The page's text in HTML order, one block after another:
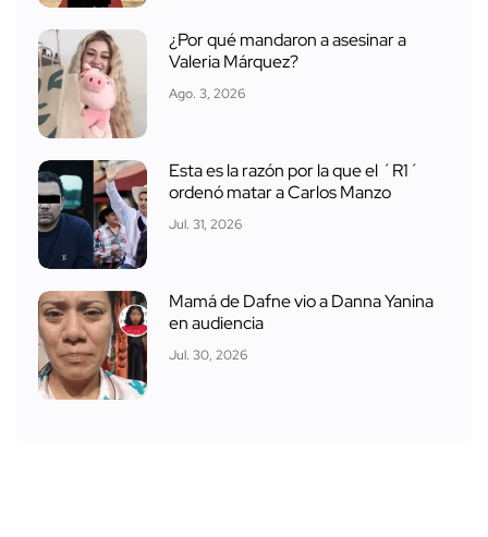
¿Por qué mandaron a asesinar a
Valeria Márquez?
Ago. 3, 2026
Esta es la razón por la que el ´R1´
ordenó matar a Carlos Manzo
Jul. 31, 2026
Mamá de Dafne vio a Danna Yanina
en audiencia
Jul. 30, 2026